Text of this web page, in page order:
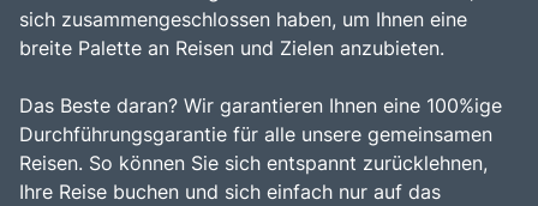
sich zusammengeschlossen haben, um Ihnen eine
breite Palette an Reisen und Zielen anzubieten.
Das Beste daran? Wir garantieren Ihnen eine 100%ige
Durchführungsgarantie für alle unsere gemeinsamen
Reisen. So können Sie sich entspannt zurücklehnen,
Ihre Reise buchen und sich einfach nur auf das